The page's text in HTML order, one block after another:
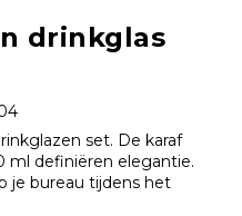
drinkglas
set. De karaf
ml definiëren elegantie.
je bureau tijdens het